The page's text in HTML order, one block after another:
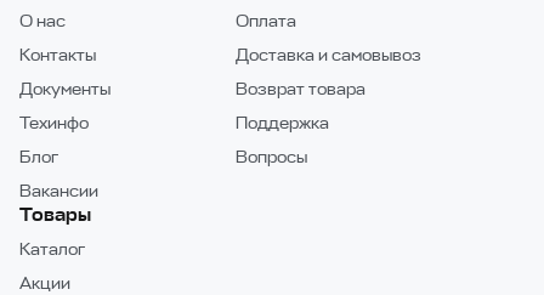
О нас
Контакты
Документы
Техинфо
Блог
Вакансии
Оплата
Доставка и самовывоз
Возврат товара
Поддержка
Вопросы
Товары
Каталог
Акции